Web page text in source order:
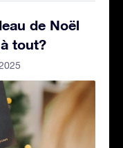
de Noël
tout?